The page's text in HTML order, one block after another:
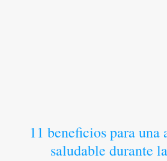
11 beneficios para
saludable durante